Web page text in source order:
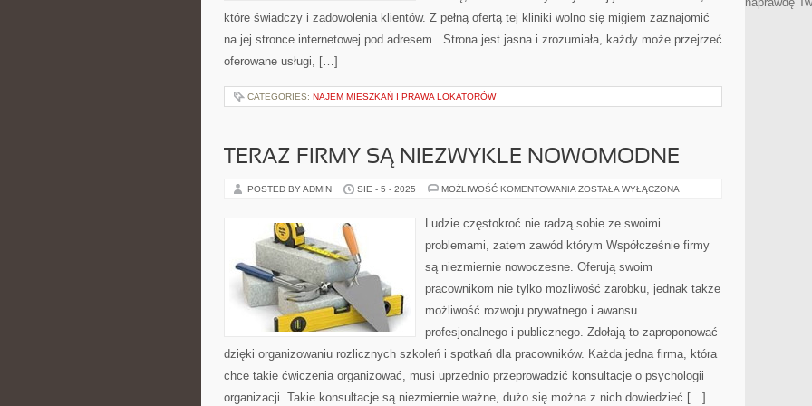
które świadczy i zadowolenia klientów. Z pełną ofertą tej kliniki wolno się migiem zaznajomić
na jej stronce internetowej pod adresem . Strona jest jasna i zrozumiała, każdy może przejrzeć
oferowane usługi, […]
CATEGORIES: NAJEM MIESZKAŃ I PRAWA LOKATORÓW
TERAZ FIRMY SĄ NIEZWYKLE NOWOMODNE
POSTED BY ADMIN SIE - 5 - 2025 MOŻLIWOŚĆ KOMENTOWANIA TERAZ
NIEZWYKLE
NOWOMODNE
ZOSTAŁA WYŁĄCZONA
Ludzie częstokroć nie radzą sobie ze swoimi
problemami, zatem zawód którym Współcześnie firmy
są niezmiernie nowoczesne. Oferują swoim
pracownikom nie tylko możliwość zarobku, jednak także
możliwość rozwoju prywatnego i awansu
profesjonalnego i publicznego. Zdołają to zaproponować
dzięki organizowaniu rozlicznych szkoleń i spotkań dla pracowników. Każda jedna firma, która
chce takie ćwiczenia organizować, musi uprzednio przeprowadzić konsultacje o psychologii
organizacji. Takie konsultacje są niezmiernie ważne, dużo się można z nich dowiedzieć […]